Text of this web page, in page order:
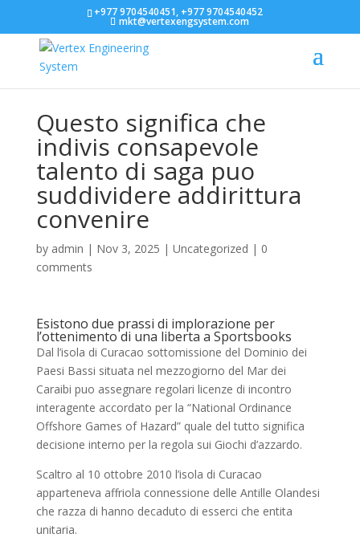
+977 9704540451, +977 9704540452
mkt@vertexengsystem.com
Questo significa che
indivis consapevole
talento di saga puo
suddividere addirittura
convenire
by admin | Nov 3, 2025 | Uncategorized | 0
comments
Esistono due prassi di implorazione per
l’ottenimento di una liberta a Sportsbooks
Dal l’isola di Curacao sottomissione del Dominio dei
Paesi Bassi situata nel mezzogiorno del Mar dei
Caraibi puo assegnare regolari licenze di incontro
interagente accordato per la “National Ordinance
Offshore Games of Hazard” quale del tutto significa
decisione interno per la regola sui Giochi d’azzardo.
Scaltro al 10 ottobre 2010 l’isola di Curacao
apparteneva affriola connessione delle Antille Olandesi
che razza di hanno decaduto di esserci che entita
unitaria.